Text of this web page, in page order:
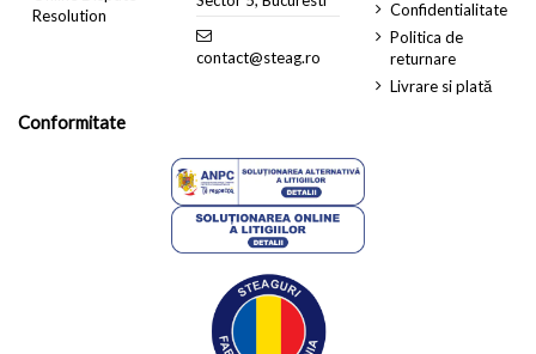
Resolution
contact@steag.ro
Confidentialitate
Politica de
returnare
Livrare si plată
Conformitate